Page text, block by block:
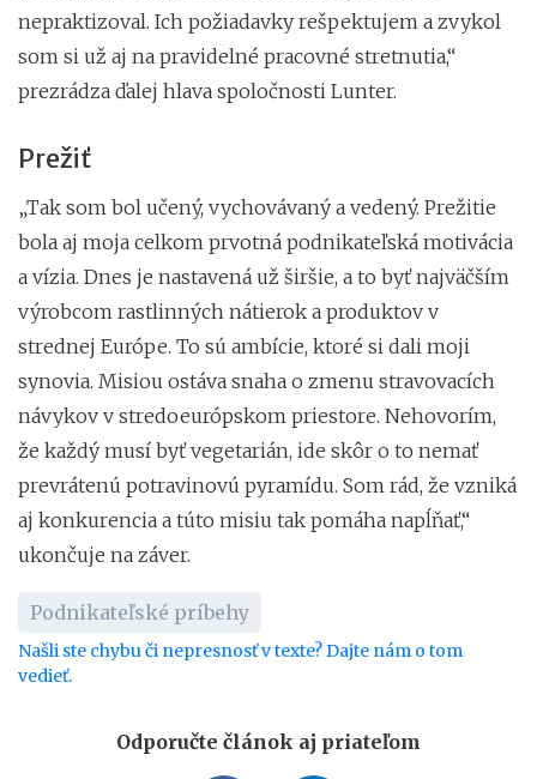
nepraktizoval. Ich požiadavky rešpektujem a zvykol
som si už aj na pravidelné pracovné stretnutia,“
prezrádza ďalej hlava spoločnosti Lunter.
Prežiť
„Tak som bol učený, vychovávaný a vedený. Prežitie
bola aj moja celkom prvotná podnikateľská motivácia
a vízia. Dnes je nastavená už širšie, a to byť najväčším
výrobcom rastlinných nátierok a produktov v
strednej Európe. To sú ambície, ktoré si dali moji
synovia. Misiou ostáva snaha o zmenu stravovacích
návykov v stredoeurópskom priestore. Nehovorím,
že každý musí byť vegetarián, ide skôr o to nemať
prevrátenú potravinovú pyramídu. Som rád, že vzniká
aj konkurencia a túto misiu tak pomáha napĺňať,“
ukončuje na záver.
Podnikateľské príbehy
Našli ste chybu či nepresnosť v texte? Dajte nám o tom
vedieť.
Odporučte článok aj priateľom